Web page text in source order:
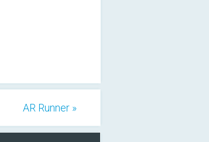
AR Runner »